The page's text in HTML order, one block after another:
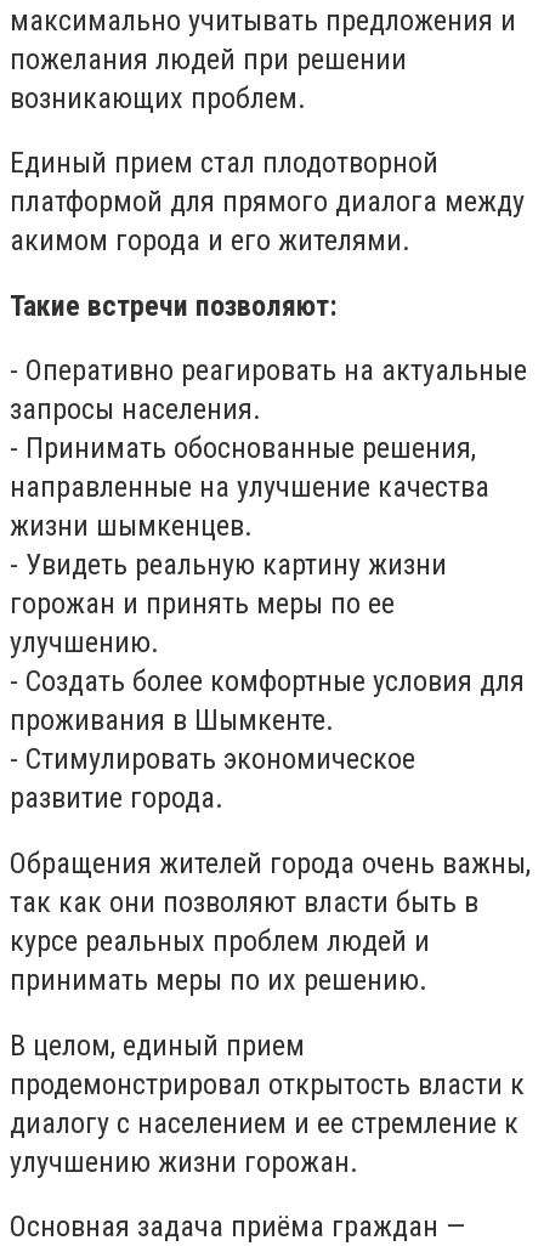
максимально учитывать предложения и
пожелания людей при решении
возникающих проблем.
Единый прием стал плодотворной
платформой для прямого диалога между
акимом города и его жителями.
Такие встречи позволяют:
- Оперативно реагировать на актуальные
запросы населения.
- Принимать обоснованные решения,
направленные на улучшение качества
жизни шымкенцев.
- Увидеть реальную картину жизни
горожан и принять меры по ее
улучшению.
- Создать более комфортные условия для
проживания в Шымкенте.
- Стимулировать экономическое
развитие города.
Обращения жителей города очень важны,
так как они позволяют власти быть в
курсе реальных проблем людей и
принимать меры по их решению.
В целом, единый прием
продемонстрировал открытость власти к
диалогу с населением и ее стремление к
улучшению жизни горожан.
Основная задача приёма граждан —